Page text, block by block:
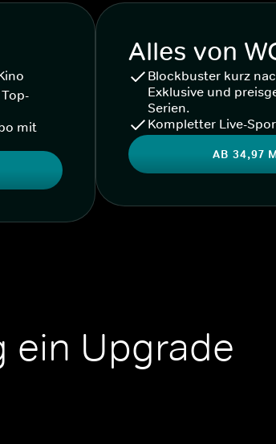
mit
Alles von
Blockbuster kurz
Exklusive und
Serien.
Kompletter Live-
AB 34,97
ein Upgrade